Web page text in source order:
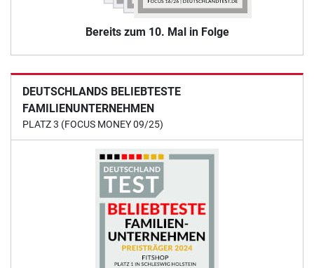
Bereits zum 10. Mal in Folge
DEUTSCHLANDS BELIEBTESTE
FAMILIENUNTERNEHMEN
PLATZ 3 (FOCUS MONEY 09/25)